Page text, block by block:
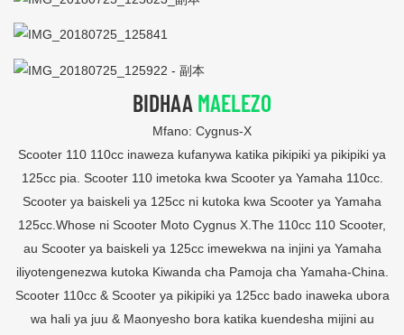
BIDHAA MAELEZO
Mfano: Cygnus-X
Scooter 110 110cc inaweza kufanywa katika pikipiki ya pikipiki ya
125cc pia. Scooter 110 imetoka kwa Scooter ya Yamaha 110cc.
Scooter ya baiskeli ya 125cc ni kutoka kwa Scooter ya Yamaha
125cc.Whose ni Scooter Moto Cygnus X.The 110cc 110 Scooter,
au Scooter ya baiskeli ya 125cc imewekwa na injini ya Yamaha
iliyotengenezwa kutoka Kiwanda cha Pamoja cha Yamaha-China.
Scooter 110cc & Scooter ya pikipiki ya 125cc bado inaweka ubora
wa hali ya juu & Maonyesho bora katika kuendesha mijini au